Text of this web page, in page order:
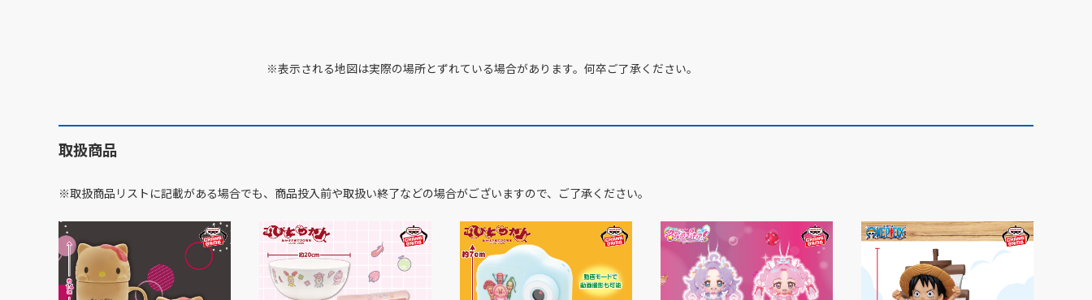
※表示される地図は実際の場所とずれている場合があります。何卒ご了承ください。
取扱商品
※取扱商品リストに記載がある場合でも、商品投入前や取扱い終了などの場合がございますので、ご了承ください。